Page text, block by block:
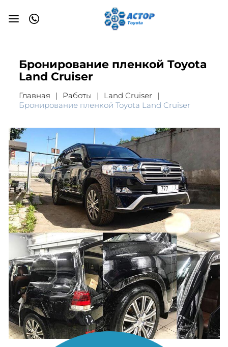
Бронирование пленкой Toyota
Land Cruiser
Главная Работы
Land Cruiser
Бронирование пленкой Toyota Land Cruiser